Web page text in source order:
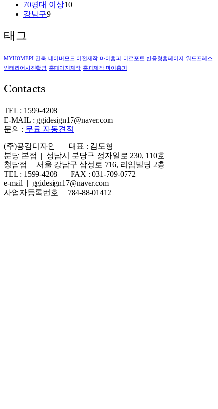
70평대 이상10
강남구9
태그
MYHOMEPI 건축 네이버모드 이전제작 마이홈피 미르포토 반응형홈페이지
워드프레스
인테리어사진촬영 홈페이지제작 홈피제작 마이홈피
Contacts
TEL : 1599-4208
E-MAIL : ggidesign17@naver.com
문의 : 무료 자동견적
(주)공감디자인 | 대표 : 김도형
분당 본점 | 성남시 분당구 정자일로 230, 110호
청담점 | 서울 강남구 삼성로 716, 리임빌딩 2층
TEL : 1599-4208 | FAX : 031-709-0772
e-mail | ggidesign17@naver.com
사업자등록번호 | 784-88-01412